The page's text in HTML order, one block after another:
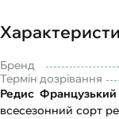
Бренд
Термін дозрівання
Редис
всесезонний сорт